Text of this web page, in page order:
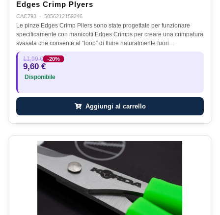
Edges Crimp Plyers
CAC793 · 5056212159246
Le pinze Edges Crimp Pliers sono state progettate per funzionare
specificamente con manicotti Edges Crimps per creare una crimpatura
svasata che consente al “loop” di fluire naturalmente fuori…
11,99 € -20%
9,60 €
Disponibile
Aggiungi al carrello